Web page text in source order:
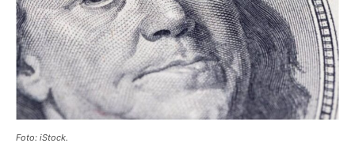
Foto: iStock.